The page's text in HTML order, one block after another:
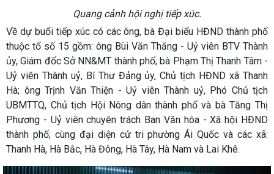
Quang cảnh hội nghị tiếp xúc.
Về dự buổi tiếp xúc có các ông, bà Đại biểu HĐND thành phố
thuộc tổ số 15 gồm: ông Bùi Văn Thăng - Uỷ viên BTV Thành
ủy, Giám đốc Sở NN&MT thành phố; bà Phạm Thị Thanh Tâm -
Uỷ viên Thành uỷ, Bí Thư Đảng ủy, Chủ tịch HĐND xã Thanh
Hà; ông Trịnh Văn Thiện - Uỷ viên Thành uỷ, Phó Chủ tịch
UBMTTQ, Chủ tịch Hội Nông dân thành phố và bà Tăng Thị
Phương - Uỷ viên chuyên trách Ban Văn hóa - Xã hội HĐND
thành phố; cùng đại diện cử tri phường Ái Quốc và các xã:
Thanh Hà, Hà Bắc, Hà Đông, Hà Tây, Hà Nam và Lai Khê.